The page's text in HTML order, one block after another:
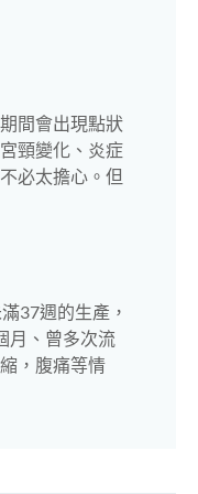
間會出現點狀
頸變化、炎症
必太擔心。但
37週的生產，
月、曾多次流
，腹痛等情